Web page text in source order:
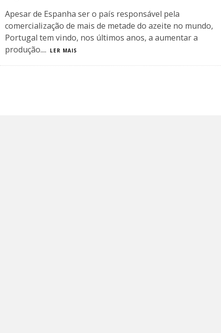
Apesar de Espanha ser o país responsável pela
comercialização de mais de metade do azeite no mundo,
Portugal tem vindo, nos últimos anos, a aumentar a
produção.... LER MAIS